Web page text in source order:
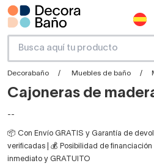
Decorabaño Muebles de baño
Cajoneras de
--
📦 Con Envío GRATIS y Garantía de
verificadas | 💰 Posibilidad de financiación
inmediato y GRATUITO